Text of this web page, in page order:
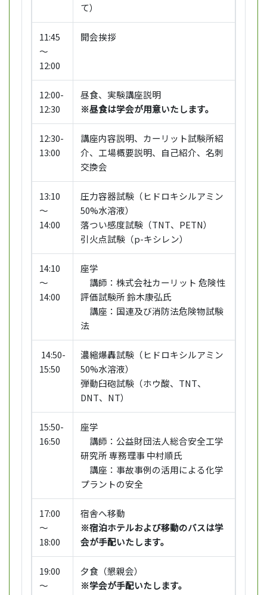
て）
11:45
～
12:00
開会挨拶
12:00-
12:30
昼食、実験講座説明
※昼食は学会が用意いたします。
12:30-
13:00
講座内容説明、カーリット試験所紹
介、工場概要説明、自己紹介、名刺
交換会
13:10
～
14:00
圧力容器試験（ヒドロキシルアミン
50%水溶液）
落つい感度試験（TNT、PETN）
引火点試験（p-キシレン）
14:10
～
14:00
座学
講師：株式会社カーリット 危険性
評価試験所 鈴木康弘氏
講座：国連及び消防法危険物試験
法
14:50-
15:50
濃縮爆轟試験（ヒドロキシルアミン
50%水溶液）
弾動臼砲試験（ホウ酸、TNT、
DNT、NT）
15:50-
16:50
座学
講師：公益財団法人総合安全工学
研究所 専務理事 中村順氏
講座：事故事例の活用による化学
プラントの安全
17:00
～
18:00
宿舎へ移動
※宿泊ホテルおよび移動のバスは学
会が手配いたします。
19:00
～
夕食（懇親会）
※学会が手配いたします。